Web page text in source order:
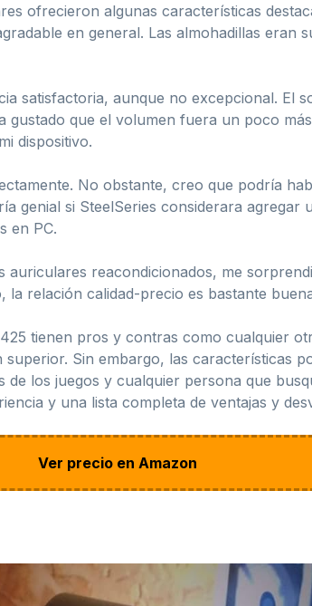
ofrecieron algunas características
en general. Las almohadillas eran
satisfactoria, aunque no excepcional. El
gustado que el volumen fuera un poco
dispositivo.
No obstante, creo que podría
genial si SteelSeries considerara
en PC.
reacondicionados, me
relación calidad-precio es bastante
tienen pros y contras como cualquier
Sin embargo, las características
los juegos y cualquier persona que
y una lista completa de ventajas y
Ver precio en Amazon